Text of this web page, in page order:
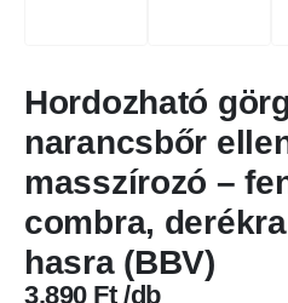
Hordozható
narancsbőr
masszírozó –
combra,
hasra (BBV)
3.890 Ft